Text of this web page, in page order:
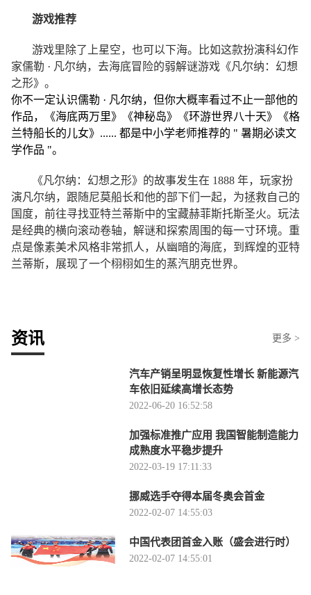
游戏推荐
游戏里除了上星空，也可以下海。比如这款扮演科幻作
家儒勒 · 凡尔纳，去海底冒险的弱解谜游戏《凡尔纳：幻想
之形》。
你不一定认识儒勒 · 凡尔纳，但你大概率看过不止一部他的
作品，《海底两万里》《神秘岛》《环游世界八十天》《格
兰特船长的儿女》...... 都是中小学老师推荐的 " 暑期必读文
学作品 "。
《凡尔纳：幻想之形》的故事发生在 1888 年，玩家扮
演凡尔纳，跟随尼莫船长和他的部下们一起，为拯救自己的
国度，前往寻找亚特兰蒂斯中的宝藏赫菲斯托斯圣火。玩法
是经典的横向滚动卷轴，解谜和探索周围的每一寸环境。重
点是像素美术风格非常抓人，从幽暗的海底，到辉煌的亚特
兰蒂斯，展现了一个栩栩如生的蒸汽朋克世界。
资讯 更多 >
汽车产销呈明显恢复性增长 新能源汽
车依旧延续高增长态势
2022-06-20 16:52:58
加强标准推广应用 我国智能制造能力
成熟度水平稳步提升
2022-03-19 17:11:33
挪威选手夺得本届冬奥会首金
2022-02-07 14:55:03
中国代表团首金入账（盛会进行时）
2022-02-07 14:55:01